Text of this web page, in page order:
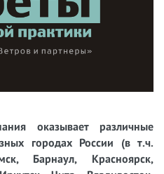
оказывает различные
городах России (в т.ч.
Барнаул, Красноярск,